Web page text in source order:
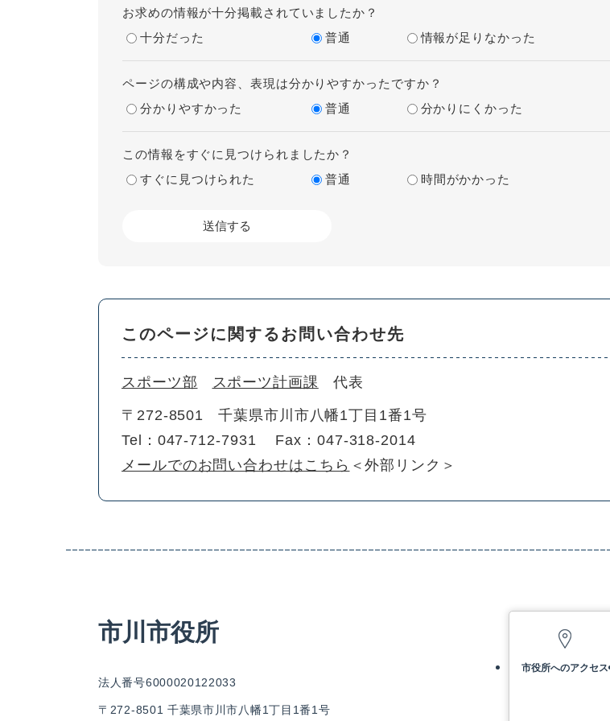
お求めの情報が十分掲載されていましたか？
十分だった
普通 情報が足りなかった
ページの構成や内容、表現は分かりやすかったですか？
分かりやすかった
普通 分かりにくかった
この情報をすぐに見つけられましたか？
すぐに見つけられた
普通 時間がかかった
このページに関するお問い合わせ先
スポーツ部 スポーツ計画課 代表
〒272-8501
千葉県市川市八幡1丁目1番1号
Tel：047-712-7931
Fax：047-318-2014
メールでのお問い合わせはこちら ＜外部リンク＞
市川市役所
法人番号6000020122033
〒272-8501 千葉県市川市八幡1丁目1番1号
市役所へのアクセス